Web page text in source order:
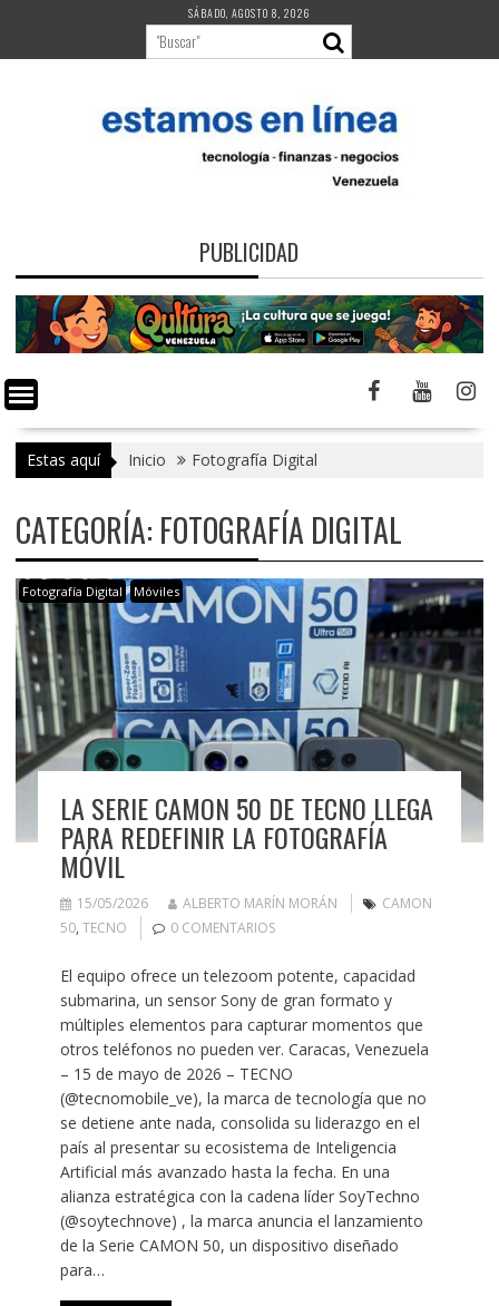
contenido
SÁBADO, AGOSTO 8, 2026
PUBLICIDAD
Estas aquí Inicio Fotografía Digital
CATEGORÍA: FOTOGRAFÍA DIGITAL
Fotografía Digital Móviles
LA SERIE CAMON 50 DE TECNO LLEGA
PARA REDEFINIR LA FOTOGRAFÍA
MÓVIL
15/05/2026 ALBERTO MARÍN MORÁN
CAMON
50, TECNO 0 COMENTARIOS
El equipo ofrece un telezoom potente, capacidad
submarina, un sensor Sony de gran formato y
múltiples elementos para capturar momentos que
otros teléfonos no pueden ver. Caracas, Venezuela
– 15 de mayo de 2026 – TECNO
(@tecnomobile_ve), la marca de tecnología que no
se detiene ante nada, consolida su liderazgo en el
país al presentar su ecosistema de Inteligencia
Artificial más avanzado hasta la fecha. En una
alianza estratégica con la cadena líder SoyTechno
(@soytechnove) , la marca anuncia el lanzamiento
de la Serie CAMON 50, un dispositivo diseñado
para…